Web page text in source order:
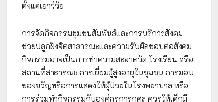
ตั้งแต่เยาว์วัย
การจัดกิจกรรมชุมชนสัมพันธ์และการบริการสังคม
ช่วยปลูกฝังจิตสาธารณะและความรับผิดชอบต่อสังคม
กิจกรรมอาจเป็นการทำความสะอาดวัด โรงเรียน หรือ
สถานที่สาธารณะ การเยี่ยมผู้สูงอายุในชุมชน การมอบ
ของขวัญหรือการแสดงให้ผู้ป่วยในโรงพยาบาล หรือ
การร่วมทำกิจกรรมกับองค์กรการกุศล ควรให้เด็กมี